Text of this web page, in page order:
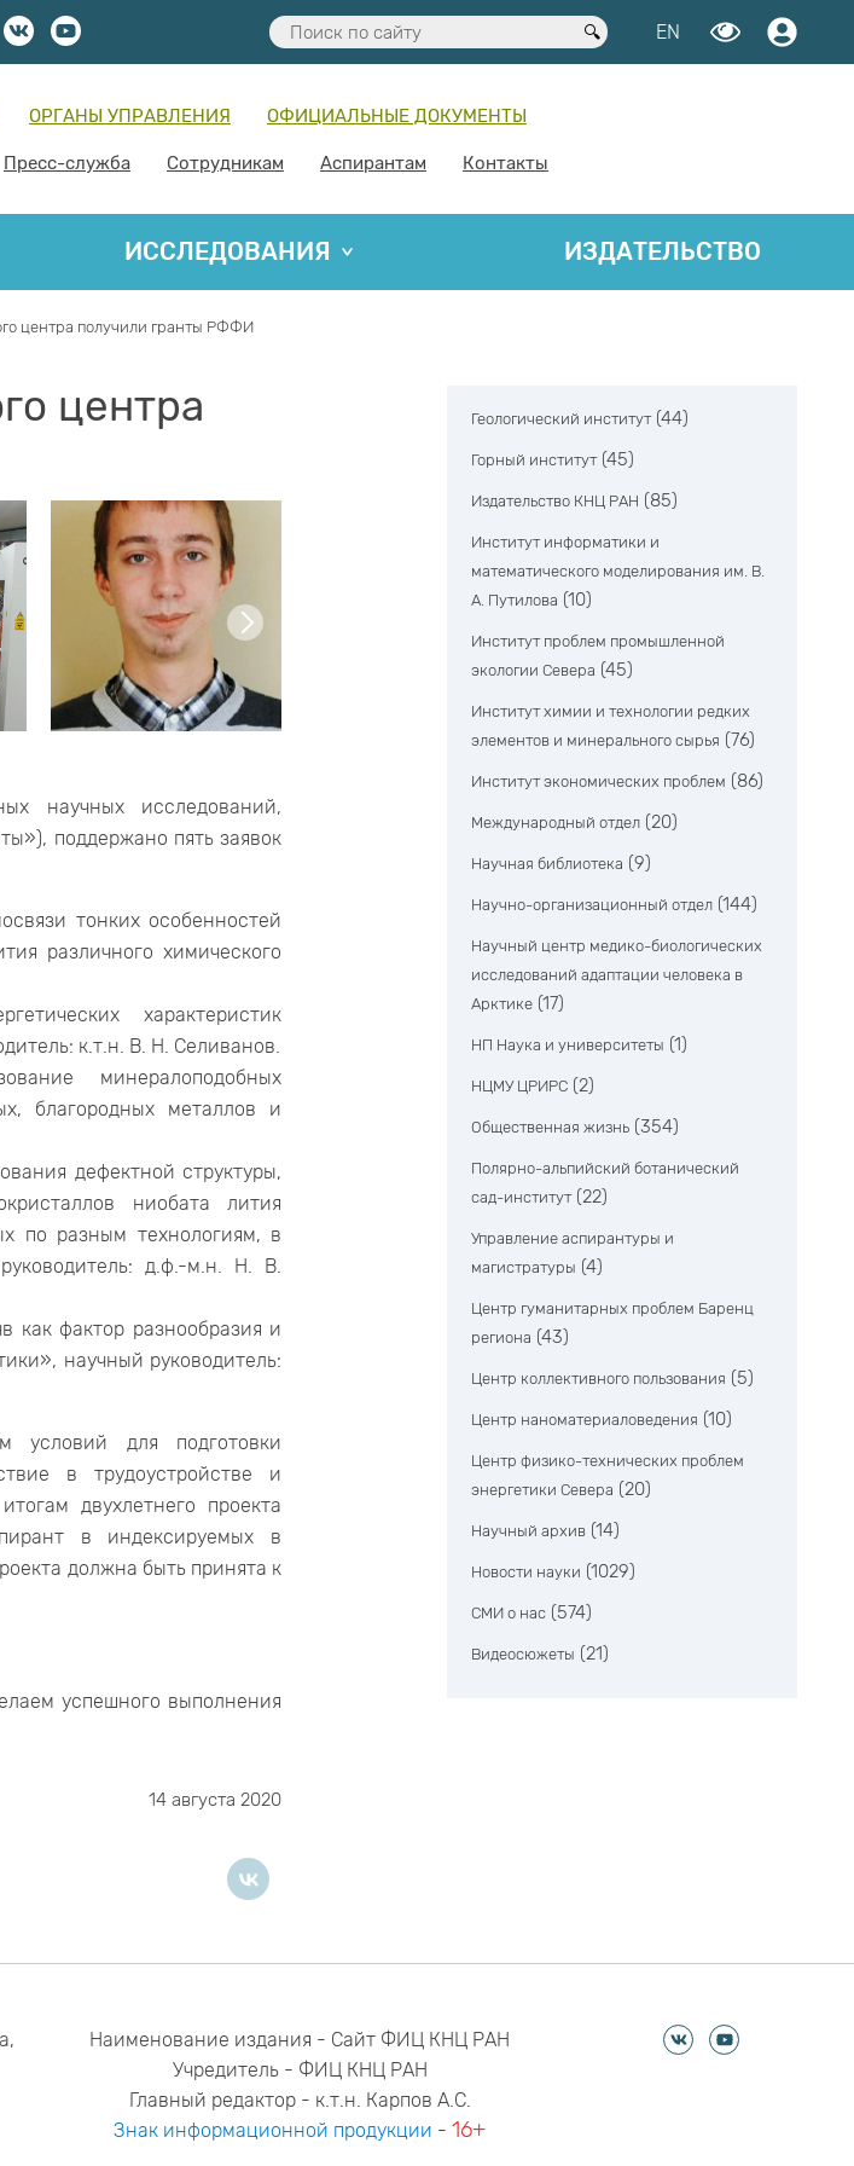
EN
ОРГАНЫ УПРАВЛЕНИЯ ОФИЦИАЛЬНЫЕ ДОКУМЕНТЫ
Пресс-служба Сотрудникам Аспирантам Контакты
ИССЛЕДОВАНИЯ ИЗДАТЕЛЬСТВО
центра получили гранты РФФИ
центра
научных исследований,
поддержано пять заявок
тонких особенностей
различного химического
характеристик
к.т.н. В. Н. Селиванов.
минералоподобных
благородных металлов и
дефектной структуры,
ниобата лития
по разным технологиям, в
д.ф.-м.н. Н. В.
фактор разнообразия и
научный руководитель:
условий для подготовки
в трудоустройстве и
двухлетнего проекта
в индексируемых в
должна быть принята к
успешного выполнения
14 августа 2020
Геологический институт (44)
Горный институт (45)
Издательство КНЦ РАН (85)
Институт информатики и
математического моделирования им. В.
А. Путилова (10)
Институт проблем промышленной
экологии Севера (45)
Институт химии и технологии редких
элементов и минерального сырья (76)
Институт экономических проблем (86)
Международный отдел (20)
Научная библиотека (9)
Научно-организационный отдел (144)
Научный центр медико-биологических
исследований адаптации человека в
Арктике (17)
НП Наука и университеты (1)
НЦМУ ЦРИРС (2)
Общественная жизнь (354)
Полярно-альпийский ботанический
сад-институт (22)
Управление аспирантуры и
магистратуры (4)
Центр гуманитарных проблем Баренц
региона (43)
Центр коллективного пользования (5)
Центр наноматериаловедения (10)
Центр физико-технических проблем
энергетики Севера (20)
Научный архив (14)
Новости науки (1029)
СМИ о нас (574)
Видеосюжеты (21)
Наименование издания - Сайт ФИЦ КНЦ РАН
Учредитель - ФИЦ КНЦ РАН
Главный редактор - к.т.н. Карпов А.С.
Знак информационной продукции -16+